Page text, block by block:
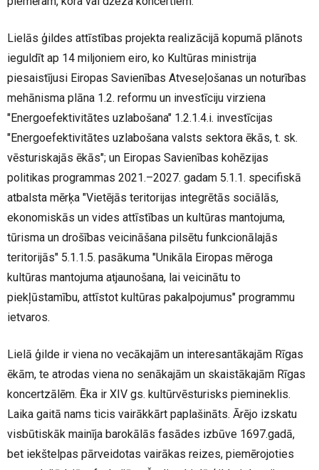
Lielās ģildes attīstības projekta realizācijā kopumā plānots
ieguldīt ap 14 miljoniem eiro, ko Kultūras ministrija
piesaistījusi Eiropas Savienības Atveseļošanas un noturības
mehānisma plāna 1.2. reformu un investīciju virziena
"Energoefektivitātes uzlabošana" 1.2.1.4.i. investīcijas
"Energoefektivitātes uzlabošana valsts sektora ēkās, t. sk.
vēsturiskajās ēkās"; un Eiropas Savienības kohēzijas
politikas programmas 2021.–2027. gadam 5.1.1. specifiskā
atbalsta mērķa "Vietējās teritorijas integrētās sociālās,
ekonomiskās un vides attīstības un kultūras mantojuma,
tūrisma un drošības veicināšana pilsētu funkcionālajās
teritorijās" 5.1.1.5. pasākuma "Unikāla Eiropas mēroga
kultūras mantojuma atjaunošana, lai veicinātu to
piekļūstamību, attīstot kultūras pakalpojumus" programmu
ietvaros.
Lielā ģilde ir viena no vecākajām un interesantākajām Rīgas
ēkām, te atrodas viena no senākajām un skaistākajām Rīgas
koncertzālēm. Ēka ir XIV gs. kultūrvēsturisks piemineklis.
Laika gaitā nams ticis vairākkārt paplašināts. Ārējo izskatu
visbūtiskāk mainīja barokālās fasādes izbūve 1697.gadā,
bet iekštelpas pārveidotas vairākas reizes, piemērojoties